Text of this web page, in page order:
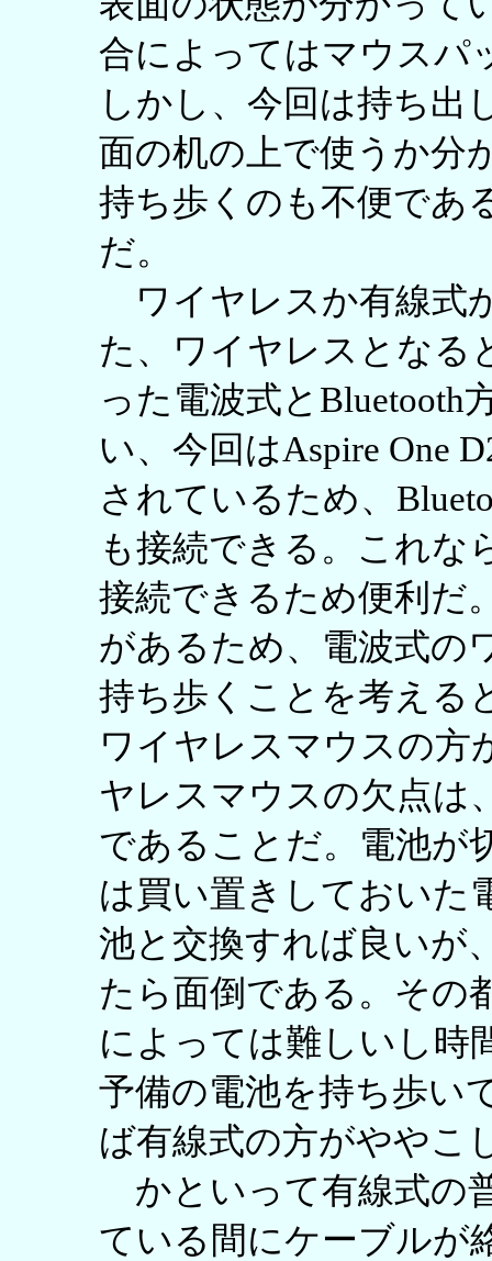
合によってはマウスパ
しかし、今回は持ち出
面の机の上で使うか分
持ち歩くのも不便であ
だ。
ワイヤレスか有線式
た、ワイヤレスとなる
った電波式とBluetooth
い、今回はAspire One
されているため、
も接続できる。これな
接続できるため便利だ
があるため、電波式の
持ち歩くことを考える
ワイヤレスマウスの方
ヤレスマウスの欠点は
であることだ。電池が
は買い置きしておいた
池と交換すれば良いが
たら面倒である。その
によっては難しいし時
予備の電池を持ち歩い
ば有線式の方がややこ
かといって有線式の
ている間にケーブルが